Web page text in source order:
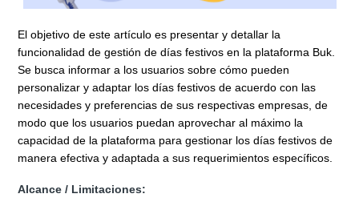
El objetivo de este artículo es presentar y detallar la
funcionalidad de gestión de días festivos en la plataforma Buk.
Se busca informar a los usuarios sobre cómo pueden
personalizar y adaptar los días festivos de acuerdo con las
necesidades y preferencias de sus respectivas empresas, de
modo que los usuarios puedan aprovechar al máximo la
capacidad de la plataforma para gestionar los días festivos de
manera efectiva y adaptada a sus requerimientos específicos.
Alcance / Limitaciones: